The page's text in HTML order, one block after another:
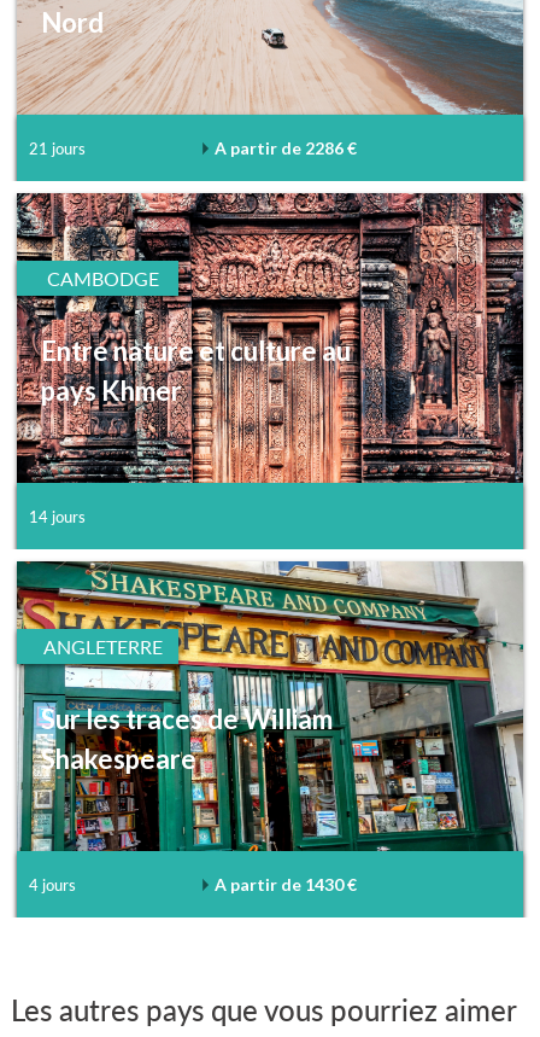
Nord
21 jours A partir de 2286 €
CAMBODGE
Entre nature et culture au
pays Khmer
14 jours
ANGLETERRE
Sur les traces de William
Shakespeare
4 jours A partir de 1430 €
Les autres pays que vous pourriez aimer